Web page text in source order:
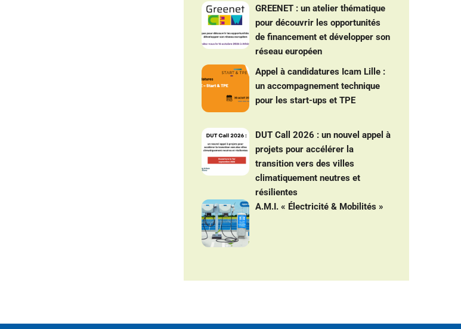
GREENET : un atelier thématique
pour découvrir les opportunités
de financement et développer son
réseau européen
Appel à candidatures Icam Lille :
un accompagnement technique
pour les start-ups et TPE
DUT Call 2026 : un nouvel appel à
projets pour accélérer la
transition vers des villes
climatiquement neutres et
résilientes
A.M.I. « Électricité & Mobilités »